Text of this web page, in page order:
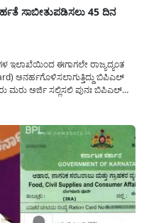
ಸಾಬೀತುಪಡಿಸಲು 45 ದಿನ
ಇಲಾಖೆಯಿಂದ ಈಗಾಗಲೇ ರಾಜ್ಯದ್ಯಂತ
ಅನರ್ಹಗೊಳಿಸಲಾಗುತ್ತಿದ್ದು ಬಿಪಿಎಲ್
ಮರು ಅರ್ಜಿ ಸಲ್ಲಿಸಲಿ ಪುನಃ ಬಿಪಿಎಲ್